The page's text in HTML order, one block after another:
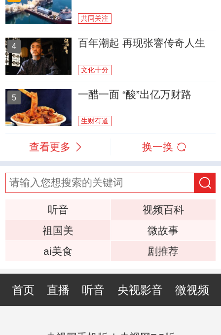
共同关注
4 百年潮起 再现张謇传奇人生
文化十分
5 一醋一面 “酸”出亿万财路
生财有道
查看更多 换一换
听音
视频百科
祖国美
微故事
ai美食
剧推荐
首页 直播 听音 央视影音 微视频